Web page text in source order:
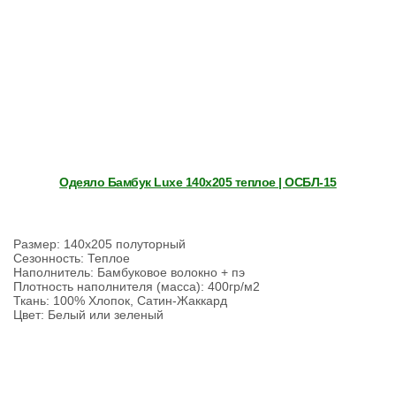
Одеяло Бамбук Luxe 140х205 теплое | ОСБЛ-15
Размер: 140х205 полуторный
Сезонность: Теплое
Наполнитель: Бамбуковое волокно + пэ
Плотность наполнителя (масса): 400гр/м2
Ткань: 100% Хлопок, Сатин-Жаккард
Цвет: Белый или зеленый